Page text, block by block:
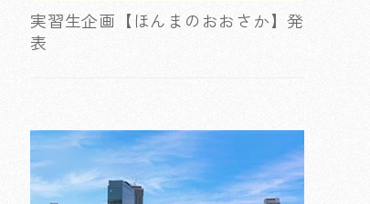
実習生企画【ほんまのおおさか】発
表